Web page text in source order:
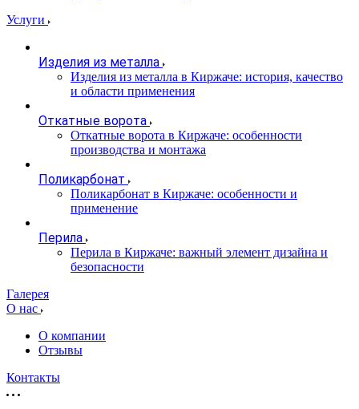
Услуги
Изделия из металла
Изделия из металла в Киржаче: история, качество
и области применения
Откатные ворота
Откатные ворота в Киржаче: особенности
производства и монтажа
Поликарбонат
Поликарбонат в Киржаче: особенности и
применение
Перила
Перила в Киржаче: важный элемент дизайна и
безопасности
Галерея
О нас
О компании
Отзывы
Контакты